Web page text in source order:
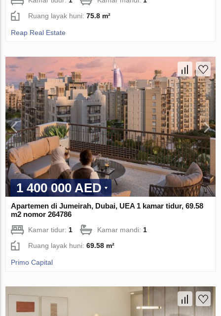
Ruang layak huni:75.8 m²
Reap Real Estate
1 400 000 AED
Apartemen di Jumeirah, Dubai, UEA 1 kamar tidur, 69.58
m2 nomor 264786
Kamar tidur: 1 Kamar mandi: 1
Ruang layak huni:69.58 m²
Primo Capital